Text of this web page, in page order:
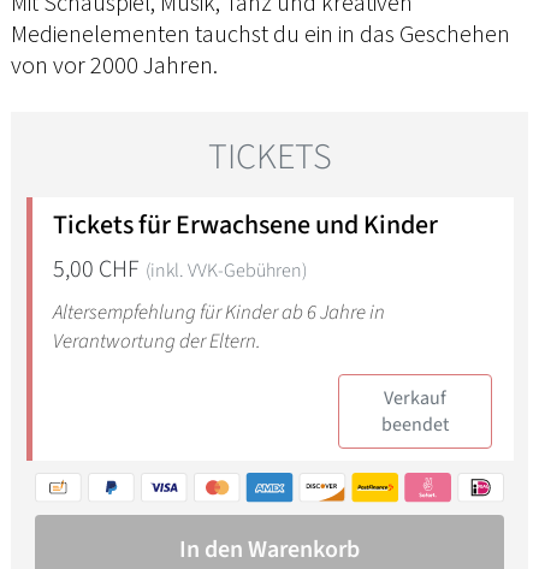
Medienelementen tauchst du ein in das Geschehen
von vor 2000 Jahren.